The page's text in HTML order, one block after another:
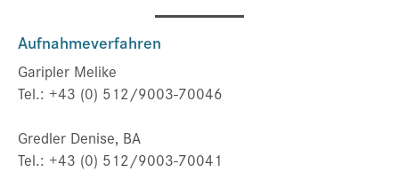
Aufnahmeverfahren
Garipler Melike
Tel.: +43 (0) 512/9003-70046
Gredler Denise, BA
Tel.: +43 (0) 512/9003-70041